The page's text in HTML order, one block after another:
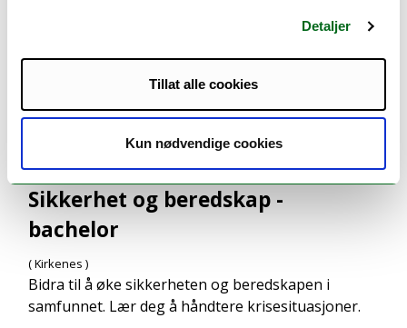
Detaljer
Tillat alle cookies
Kun nødvendige cookies
Sikkerhet og beredskap -
bachelor
( Kirkenes )
Bidra til å øke sikkerheten og beredskapen i
samfunnet. Lær deg å håndtere krisesituasjoner.